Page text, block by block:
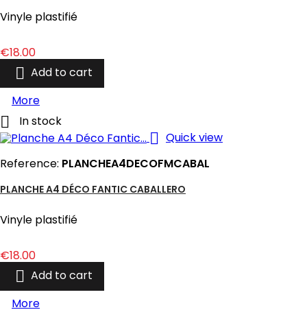
Vinyle plastifié
Price
€18.00
 Add to cart
More
 In stock
 Quick view
Reference: PLANCHEA4DECOFMCABAL
PLANCHE A4 DÉCO FANTIC CABALLERO
Vinyle plastifié
Price
€18.00
 Add to cart
More